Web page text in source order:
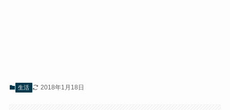
生活 2018年1月18日